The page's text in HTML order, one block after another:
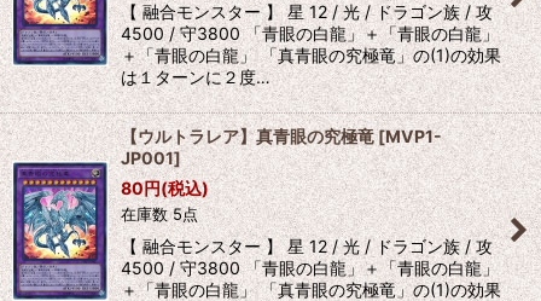
【 融合モンスター 】 星 12 / 光 / ドラゴン族 / 攻
4500 / 守3800 「青眼の白龍」＋「青眼の白龍」
＋「青眼の白龍」 「真青眼の究極竜」の(1)の効果
は１ターンに２度…
【ウルトラレア】真青眼の究極竜 [MVP1-
JP001]
80円(税込)
在庫数 5点
【 融合モンスター 】 星 12 / 光 / ドラゴン族 / 攻
4500 / 守3800 「青眼の白龍」＋「青眼の白龍」
＋「青眼の白龍」 「真青眼の究極竜」の(1)の効果